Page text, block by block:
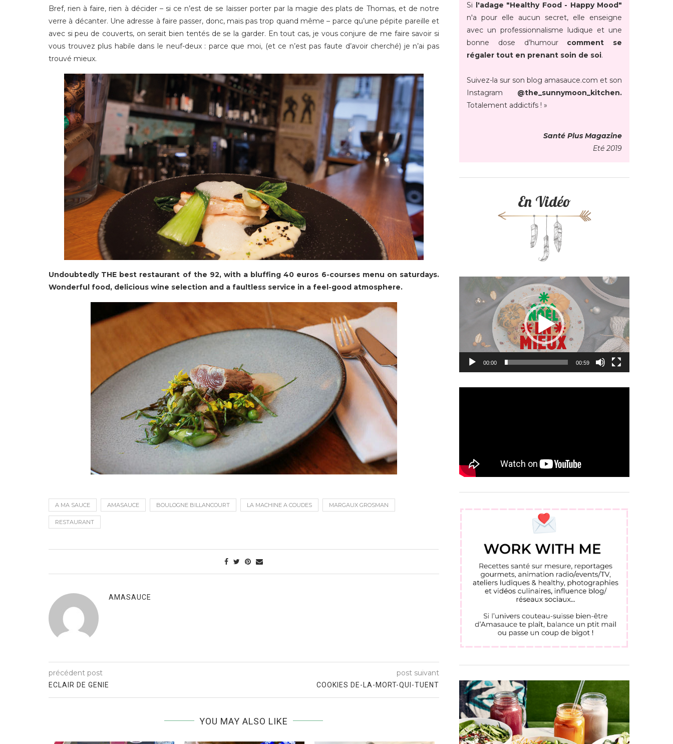
Bref, rien à faire, rien à décider – si ce n’est de se laisser porter par la magie des plats de Thomas, et de notre
verre à décanter. Une adresse à faire passer, donc, mais pas trop quand même – parce qu’une pépite pareille et
avec si peu de couverts, on serait bien tentés de se la garder. En tout cas, je vous conjure de me faire savoir si
vous trouvez plus habile dans le neuf-deux : parce que moi, (et ce n’est pas faute d’avoir cherché) je n’ai pas
trouvé mieux.
Undoubtedly THE best restaurant of the 92, with a bluffing 40 euros 6-courses menu on saturdays.
Wonderful food, delicious wine selection and a faultless service in a feel-good atmosphere.
A MA SAUCE AMASAUCE BOULOGNE BILLANCOURT LA MACHINE A COUDES MARGAUX GROSMAN
RESTAURANT
AMASAUCE
précédent post
ECLAIR DE GENIE
post suivant
COOKIES DE-LA-MORT-QUI-TUENT
YOU MAY ALSO LIKE
Si l'adage "Healthy Food - Happy Mood"
n'a pour elle aucun secret, elle enseigne
avec un professionnalisme ludique et une
bonne dose d’humour comment se
régaler tout en prenant soin de soi.
Suivez-la sur son blog amasauce.com et son
Instagram @the_sunnymoon_kitchen.
Totalement addictifs ! »
Santé Plus Magazine
Eté 2019
En Vidéo
00:00 00:59